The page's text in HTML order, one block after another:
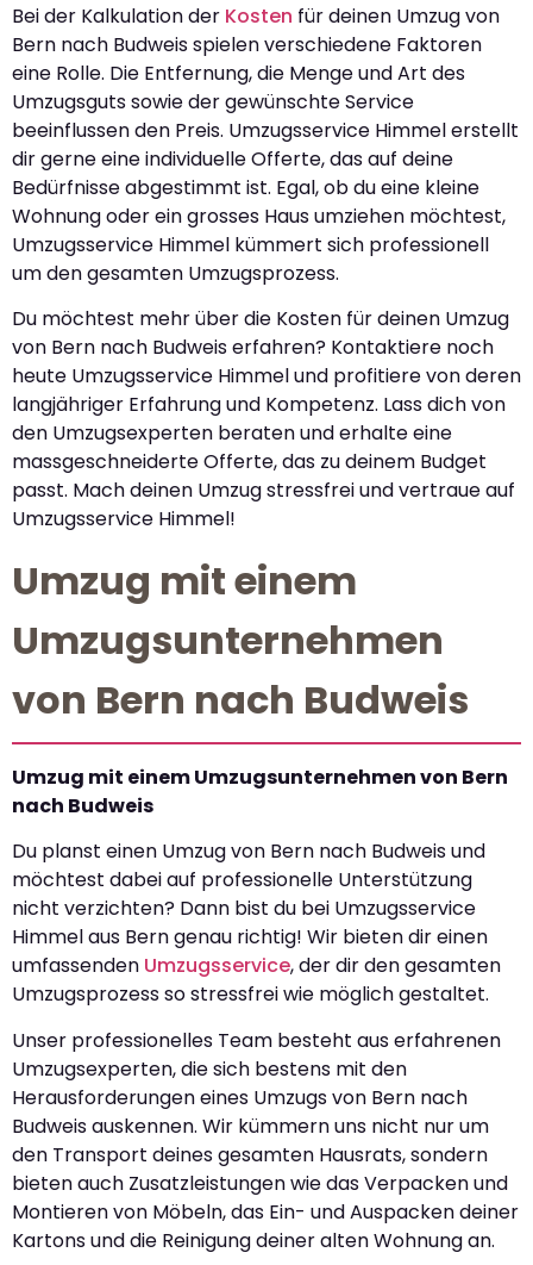
Bei der Kalkulation der Kosten für deinen Umzug von
Bern nach Budweis spielen verschiedene Faktoren
eine Rolle. Die Entfernung, die Menge und Art des
Umzugsguts sowie der gewünschte Service
beeinflussen den Preis. Umzugsservice Himmel erstellt
dir gerne eine individuelle Offerte, das auf deine
Bedürfnisse abgestimmt ist. Egal, ob du eine kleine
Wohnung oder ein grosses Haus umziehen möchtest,
Umzugsservice Himmel kümmert sich professionell
um den gesamten Umzugsprozess.
Du möchtest mehr über die Kosten für deinen Umzug
von Bern nach Budweis erfahren? Kontaktiere noch
heute Umzugsservice Himmel und profitiere von deren
langjähriger Erfahrung und Kompetenz. Lass dich von
den Umzugsexperten beraten und erhalte eine
massgeschneiderte Offerte, das zu deinem Budget
passt. Mach deinen Umzug stressfrei und vertraue auf
Umzugsservice Himmel!
Umzug mit einem
Umzugsunternehmen
von Bern nach Budweis
Umzug mit einem Umzugsunternehmen von Bern
nach Budweis
Du planst einen Umzug von Bern nach Budweis und
möchtest dabei auf professionelle Unterstützung
nicht verzichten? Dann bist du bei Umzugsservice
Himmel aus Bern genau richtig! Wir bieten dir einen
umfassenden Umzugsservice, der dir den gesamten
Umzugsprozess so stressfrei wie möglich gestaltet.
Unser professionelles Team besteht aus erfahrenen
Umzugsexperten, die sich bestens mit den
Herausforderungen eines Umzugs von Bern nach
Budweis auskennen. Wir kümmern uns nicht nur um
den Transport deines gesamten Hausrats, sondern
bieten auch Zusatzleistungen wie das Verpacken und
Montieren von Möbeln, das Ein- und Auspacken deiner
Kartons und die Reinigung deiner alten Wohnung an.